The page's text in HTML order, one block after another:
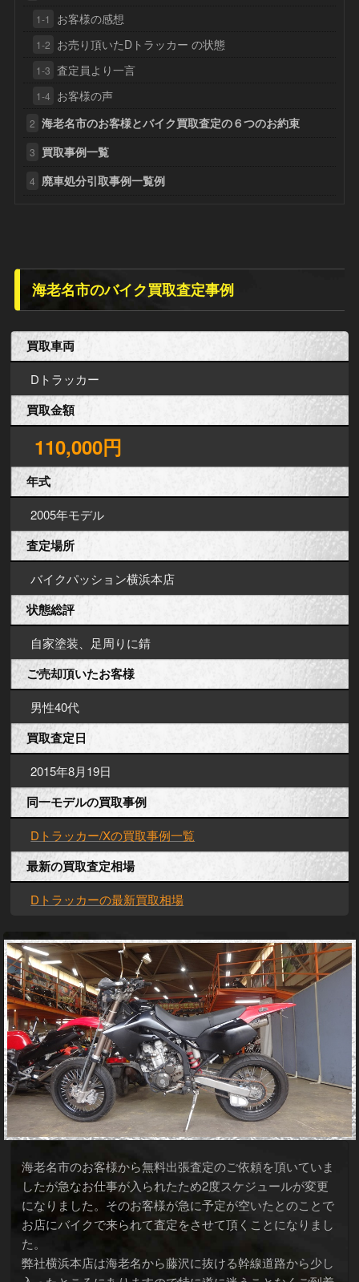
1-1 お客様の感想
1-2 お売り頂いたDトラッカー の状態
1-3 査定員より一言
1-4 お客様の声
2 海老名市のお客様とバイク買取査定の６つのお約束
3 買取事例一覧
4 廃車処分引取事例一覧例
海老名市のバイク買取査定事例
買取車両
Dトラッカー
買取金額
110,000円
年式
2005年モデル
査定場所
バイクパッション横浜本店
状態総評
自家塗装、足周りに錆
ご売却頂いたお客様
男性40代
買取査定日
2015年8月19日
同一モデルの買取事例
Dトラッカー/Xの買取事例一覧
最新の買取査定相場
Dトラッカーの最新買取相場
海老名市のお客様から無料出張査定のご依頼を頂いていま
したが急なお仕事が入られたため2度スケジュールが変更
になりました。そのお客様が急に予定が空いたとのことで
お店にバイクで来られて査定をさせて頂くことになりまし
た。
弊社横浜本店は海老名から藤沢に抜ける幹線道路から少し